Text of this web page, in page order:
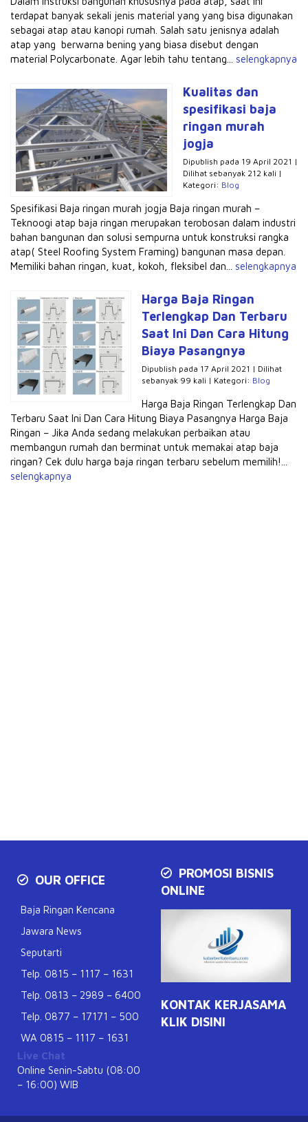
terdapat banyak sekali jenis material yang yang bisa digunakan
sebagai atap atau kanopi rumah. Salah satu jenisnya adalah
atap yang berwarna bening yang biasa disebut dengan
material Polycarbonate. Agar lebih tahu tentang... selengkapnya
Kualitas dan
spesifikasi baja
ringan murah
jogja
Dipublish pada 19 April 2021 |
Dilihat sebanyak 212 kali |
Kategori: Blog
Spesifikasi Baja ringan murah jogja Baja ringan murah –
Teknoogi atap baja ringan merupakan terobosan dalam industri
bahan bangunan dan solusi sempurna untuk konstruksi rangka
atap( Steel Roofing System Framing) bangunan masa depan.
Memiliki bahan ringan, kuat, kokoh, fleksibel dan... selengkapnya
Harga Baja Ringan
Terlengkap Dan Terbaru
Saat Ini Dan Cara Hitung
Biaya Pasangnya
Dipublish pada 17 April 2021 | Dilihat
sebanyak 99 kali | Kategori: Blog
Harga Baja Ringan Terlengkap Dan
Terbaru Saat Ini Dan Cara Hitung Biaya Pasangnya Harga Baja
Ringan – Jika Anda sedang melakukan perbaikan atau
membangun rumah dan berminat untuk memakai atap baja
ringan? Cek dulu harga baja ringan terbaru sebelum memilih!...
selengkapnya
OUR OFFICE
Baja Ringan Kencana
Jawara News
Seputarti
Telp. 0815 – 1117 – 1631
Telp. 0813 – 2989 – 6400
Telp. 0877 – 17171 – 500
WA 0815 – 1117 – 1631
Live Chat
Online Senin-Sabtu (08:00
– 16:00) WIB
PROMOSI BISNIS
ONLINE
KONTAK KERJASAMA
KLIK DISINI